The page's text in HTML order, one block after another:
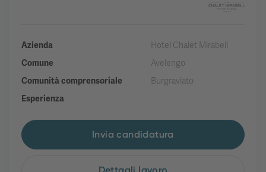
Azienda
Hotel Chalet Mirabell
Comune
Avelengo
Comunità comprensoriale
Burgraviato
Esperienza
Invia candidatura